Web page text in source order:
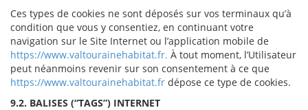
Ces types de cookies ne sont déposés sur vos terminaux qu’à
condition que vous y consentiez, en continuant votre
navigation sur le Site Internet ou l’application mobile de
https://www.valtourainehabitat.fr. À tout moment, l’Utilisateur
peut néanmoins revenir sur son consentement à ce que
https://www.valtourainehabitat.fr dépose ce type de cookies.
9.2. BALISES (“TAGS”) INTERNET